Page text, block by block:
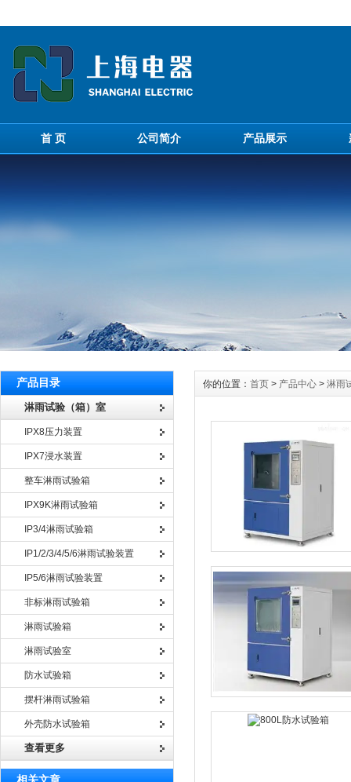
首 页 公司简介 产品展示
产品目录
淋雨试验（箱）室
IPX8压力装置
IPX7浸水装置
整车淋雨试验箱
IPX9K淋雨试验箱
IP3/4淋雨试验箱
IP1/2/3/4/5/6淋雨试验装置
IP5/6淋雨试验装置
非标淋雨试验箱
淋雨试验箱
淋雨试验室
防水试验箱
摆杆淋雨试验箱
外壳防水试验箱
查看更多
你的位置： 首页 > 产品中心 > 淋雨